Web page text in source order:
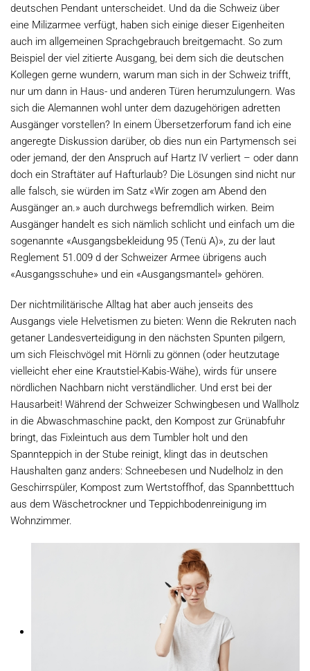
deutschen Pendant unterscheidet. Und da die Schweiz über
eine Milizarmee verfügt, haben sich einige dieser Eigenheiten
auch im allgemeinen Sprachgebrauch breitgemacht. So zum
Beispiel der viel zitierte Ausgang, bei dem sich die deutschen
Kollegen gerne wundern, warum man sich in der Schweiz trifft,
nur um dann in Haus- und anderen Türen herumzulungern. Was
sich die Alemannen wohl unter dem dazugehörigen adretten
Ausgänger vorstellen? In einem Übersetzerforum fand ich eine
angeregte Diskussion darüber, ob dies nun ein Partymensch sei
oder jemand, der den Anspruch auf Hartz IV verliert – oder dann
doch ein Straftäter auf Hafturlaub? Die Lösungen sind nicht nur
alle falsch, sie würden im Satz «Wir zogen am Abend den
Ausgänger an.» auch durchwegs befremdlich wirken. Beim
Ausgänger handelt es sich nämlich schlicht und einfach um die
sogenannte «Ausgangsbekleidung 95 (Tenü A)», zu der laut
Reglement 51.009 d der Schweizer Armee übrigens auch
«Ausgangsschuhe» und ein «Ausgangsmantel» gehören.
Der nichtmilitärische Alltag hat aber auch jenseits des
Ausgangs viele Helvetismen zu bieten: Wenn die Rekruten nach
getaner Landesverteidigung in den nächsten Spunten pilgern,
um sich Fleischvögel mit Hörnli zu gönnen (oder heutzutage
vielleicht eher eine Krautstiel-Kabis-Wähe), wirds für unsere
nördlichen Nachbarn nicht verständlicher. Und erst bei der
Hausarbeit! Während der Schweizer Schwingbesen und Wallholz
in die Abwaschmaschine packt, den Kompost zur Grünabfuhr
bringt, das Fixleintuch aus dem Tumbler holt und den
Spannteppich in der Stube reinigt, klingt das in deutschen
Haushalten ganz anders: Schneebesen und Nudelholz in den
Geschirrspüler, Kompost zum Wertstoffhof, das Spannbetttuch
aus dem Wäschetrockner und Teppichbodenreinigung im
Wohnzimmer.